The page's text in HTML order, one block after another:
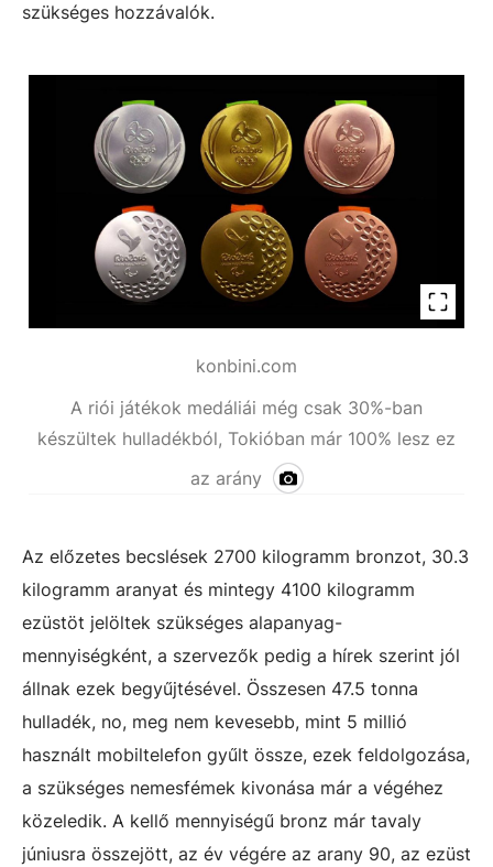
szükséges hozzávalók.
konbini.com
A riói játékok medáliái még csak 30%-ban
készültek hulladékból, Tokióban már 100% lesz ez
az arány
Az előzetes becslések 2700 kilogramm bronzot, 30.3
kilogramm aranyat és mintegy 4100 kilogramm
ezüstöt jelöltek szükséges alapanyag-
mennyiségként, a szervezők pedig a hírek szerint jól
állnak ezek begyűjtésével. Összesen 47.5 tonna
hulladék, no, meg nem kevesebb, mint 5 millió
használt mobiltelefon gyűlt össze, ezek feldolgozása,
a szükséges nemesfémek kivonása már a végéhez
közeledik. A kellő mennyiségű bronz már tavaly
júniusra összejött, az év végére az arany 90, az ezüst